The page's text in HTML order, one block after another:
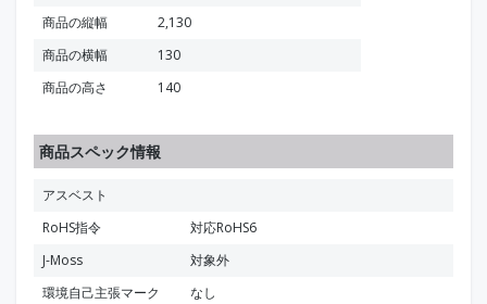
商品の縦幅
2,130
商品の横幅
130
商品の高さ
140
商品スペック情報
アスベスト
RoHS指令
対応RoHS6
J-Moss
対象外
環境自己主張マーク
なし